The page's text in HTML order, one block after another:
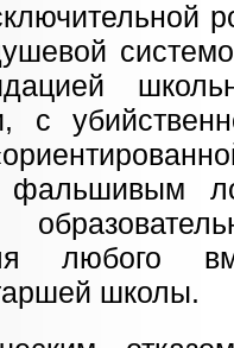
с
любого
школы.